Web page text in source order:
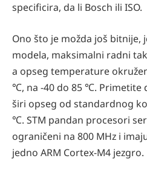
specificira, da li Bosch ili ISO.
Ono što je možda još bitnije,
modela, maksimalni radni
a opseg temperature
℃, na -40 do 85 ℃. Primetite
širi opseg od standardnog
℃. STM pandan procesori
ograničeni na 800 MHz i
jedno ARM Cortex-M4 jezgro.